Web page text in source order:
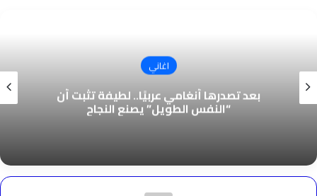
اغاني
بعد تصدرها أنغامي عربيًا.. لطيفة تثبت أن
“النفس الطويل” يصنع النجاح